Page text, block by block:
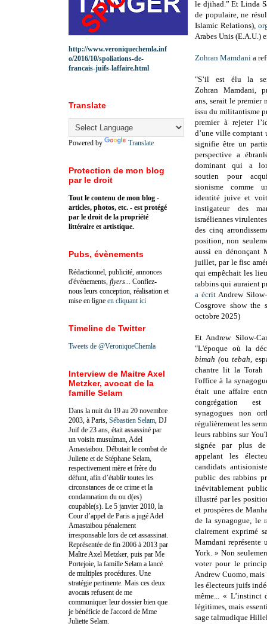
le djihad.” Et Linda
de populaire, ne
Islamic Relations),
Arabes Unis (E.A.U.)
Zohran Mamdani a
"S’il est élu la
Zohran Mamdani,
ans, serait le premier
issu du militantisme
premier à rejeter
d’une ville
signifie être un
perspective a
dominant qui a
soutien pour
sionisme comme
identité juive et
instigateur des
israéliennes
des cinq
position, non
aussi en dénonçant
juillet, par le fisc
qui empêchait les
rabbins qui auraient
a écritAndrew
Cosgrove show
octobre 2025)
Et Andrew Silow-
"L'époque où la
bimah (ou tebah,
chantre lit la Torah
l'office à la
était une affaire
congrégation
synagogues non
régulièrement les
leurs rabbins sur
signée par plus
appelant les
candidats
public des rabbins
inévitablement
illustré par les
et prospères de
de la synagogue, le
clairement exprimé
Mamdani représente
York. » Non
voter pour le
Andrew Cuomo,
les électeurs juifs
même... « L’instinct
légitimes, mais
sage talmudique
http://www.veroniquechemla.inf
o/2016/10/spoliations-de-
francais-juifs-laffaire.html
Translate
Powered by Translate
Protection de mon blog
par le droit
Tout le contenu de mon blog -
articles, photos, etc. - est protégé
par le droit de la propriété
littéraire et artistique.
Pubs, évènements
Rédactionnel, publicité, annonces
d'évènements, flyers ... Confiez-
nous leurs conception, réalisation et
mise en ligne en cliquant ici
Timeline de Twitter
Tweets de @VeroniqueChemla
Interview de Maitre Axel
Metzker, avocat de la
famille Selam
Dans la nuit du 19 au 20 novembre
2003, à Paris, Sébastien Selam , DJ
Juif de 23 ans, était assassiné par
un voisin musulman, Adel
Amastaibou. Débutait le combat de
Juliette et de Stéphane Selam,
respectivement mère et frère du
défunt, afin d’établir toutes les
circonstances de ce crime et la
condamnation du ou d(es)
coupable(s). Le 5 janvier 2010, la
Cour d’appel de Paris a jugé Adel
Amastaibou pénalement
irresponsable lors de cet assassinat.
Représentée de fin 2006 à 2013 par
Maître Axel Metzker, puis par Me
Portejoie, la famille Selam a lancé
de multiples procédures. Une
stratégie pertinente. Mais ces deux
avocats refusent de me
communiquer leur dossier bien que
je bénéficie de l'accord de Mme
Juliette Selam.